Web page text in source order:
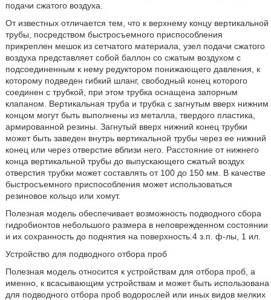
подачи сжатого воздуха.
От известных отличается тем, что к верхнему концу вертикальной
трубы, посредством быстросъемного приспособления
прикреплен мешок из сетчатого материала, узел подачи сжатого
воздуха представляет собой баллон со сжатым воздухом с
подсоединенным к нему редуктором понижающего давления, к
которому подведен гибкий шланг, свободный конец которого
соединен с трубкой, при этом трубка оснащена запорным
клапаном. Вертикальная труба и трубка с загнутым вверх нижним
концом могут быть выполнены из металла, твердого пластика,
армированной резины. Загнутый вверх нижний конец трубки
может быть заведен внутрь вертикальной трубы через ее нижний
конец или через отверстие вблизи него. Расстояние от нижнего
конца вертикальной трубы до выпускающего сжатый воздух
отверстия трубки может составлять от 100 до 150 мм. В качестве
быстросъемного приспособления может использоваться
резиновое кольцо или хомут.
Полезная модель обеспечивает возможность подводного сбора
гидробионтов небольшого размера в неповрежденном состоянии
и их сохранность до поднятия на поверхность.4 з.п. ф-лы, 1 ил.
Устройство для подводного отбора проб
Полезная модель относится к устройствам для отбора проб, а
именно, к всасывающим устройствам и может быть использована
для подводного отбора проб водорослей или иных видов мелких